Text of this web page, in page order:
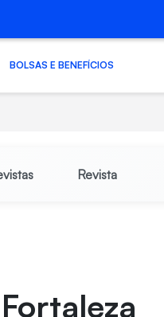
BOLSAS E BENEFÍCIOS
Revista